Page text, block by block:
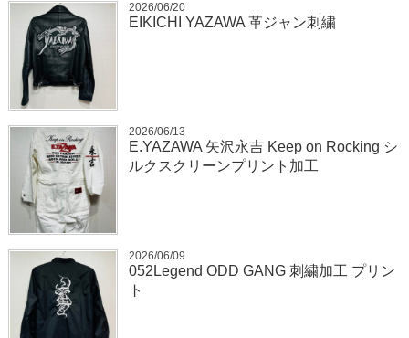
2026/06/20
EIKICHI YAZAWA 革ジャン刺繍
2026/06/13
E.YAZAWA 矢沢永吉 Keep on Rocking シ
ルクスクリーンプリント加工
2026/06/09
052Legend ODD GANG 刺繍加工 プリン
ト